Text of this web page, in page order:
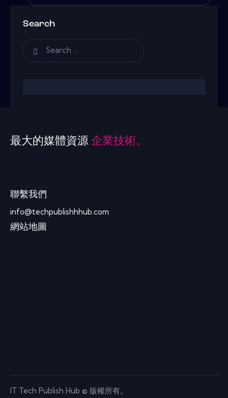
Search
最大的媒體資源 企業技術。
聯繫我們
info@techpublishhhub.com
網站地圖
IT Tech Publish Hub © 版權所有。